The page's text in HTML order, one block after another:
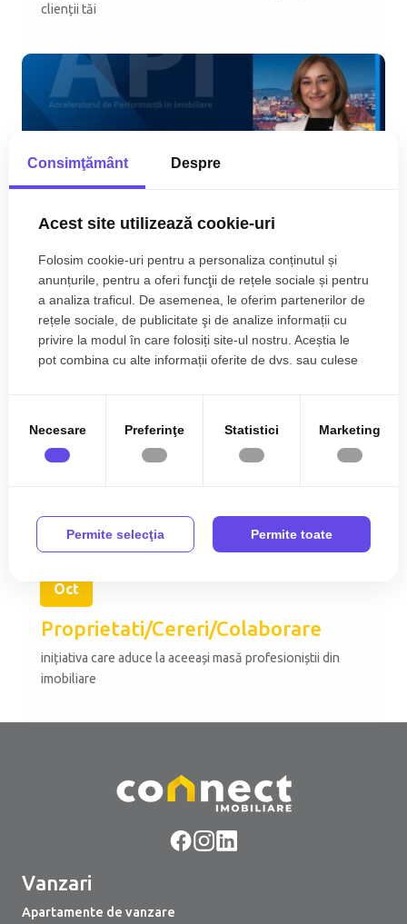
clienții tăi
31
Eveniment Imobiliar 20 Noiembrie
2025
Connect Imobiliare, pe scena Acceleratorului de
Performanță în Imobiliare
Oct
Proprietati/Cereri/Colaborare
inițiativa care aduce la aceeași masă profesioniștii din
imobiliare
Vanzari
Apartamente de vanzare
Consimţământ Despre
Acest site utilizează cookie-uri
Folosim cookie-uri pentru a personaliza conținutul și
anunțurile, pentru a oferi funcţii de rețele sociale și pentru
a analiza traficul. De asemenea, le oferim partenerilor de
rețele sociale, de publicitate şi de analize informații cu
privire la modul în care folosiți site-ul nostru. Aceștia le
pot combina cu alte informații oferite de dvs. sau culese
Necesare Preferinţe Statistici Marketing
Permite selecţia Permite toate